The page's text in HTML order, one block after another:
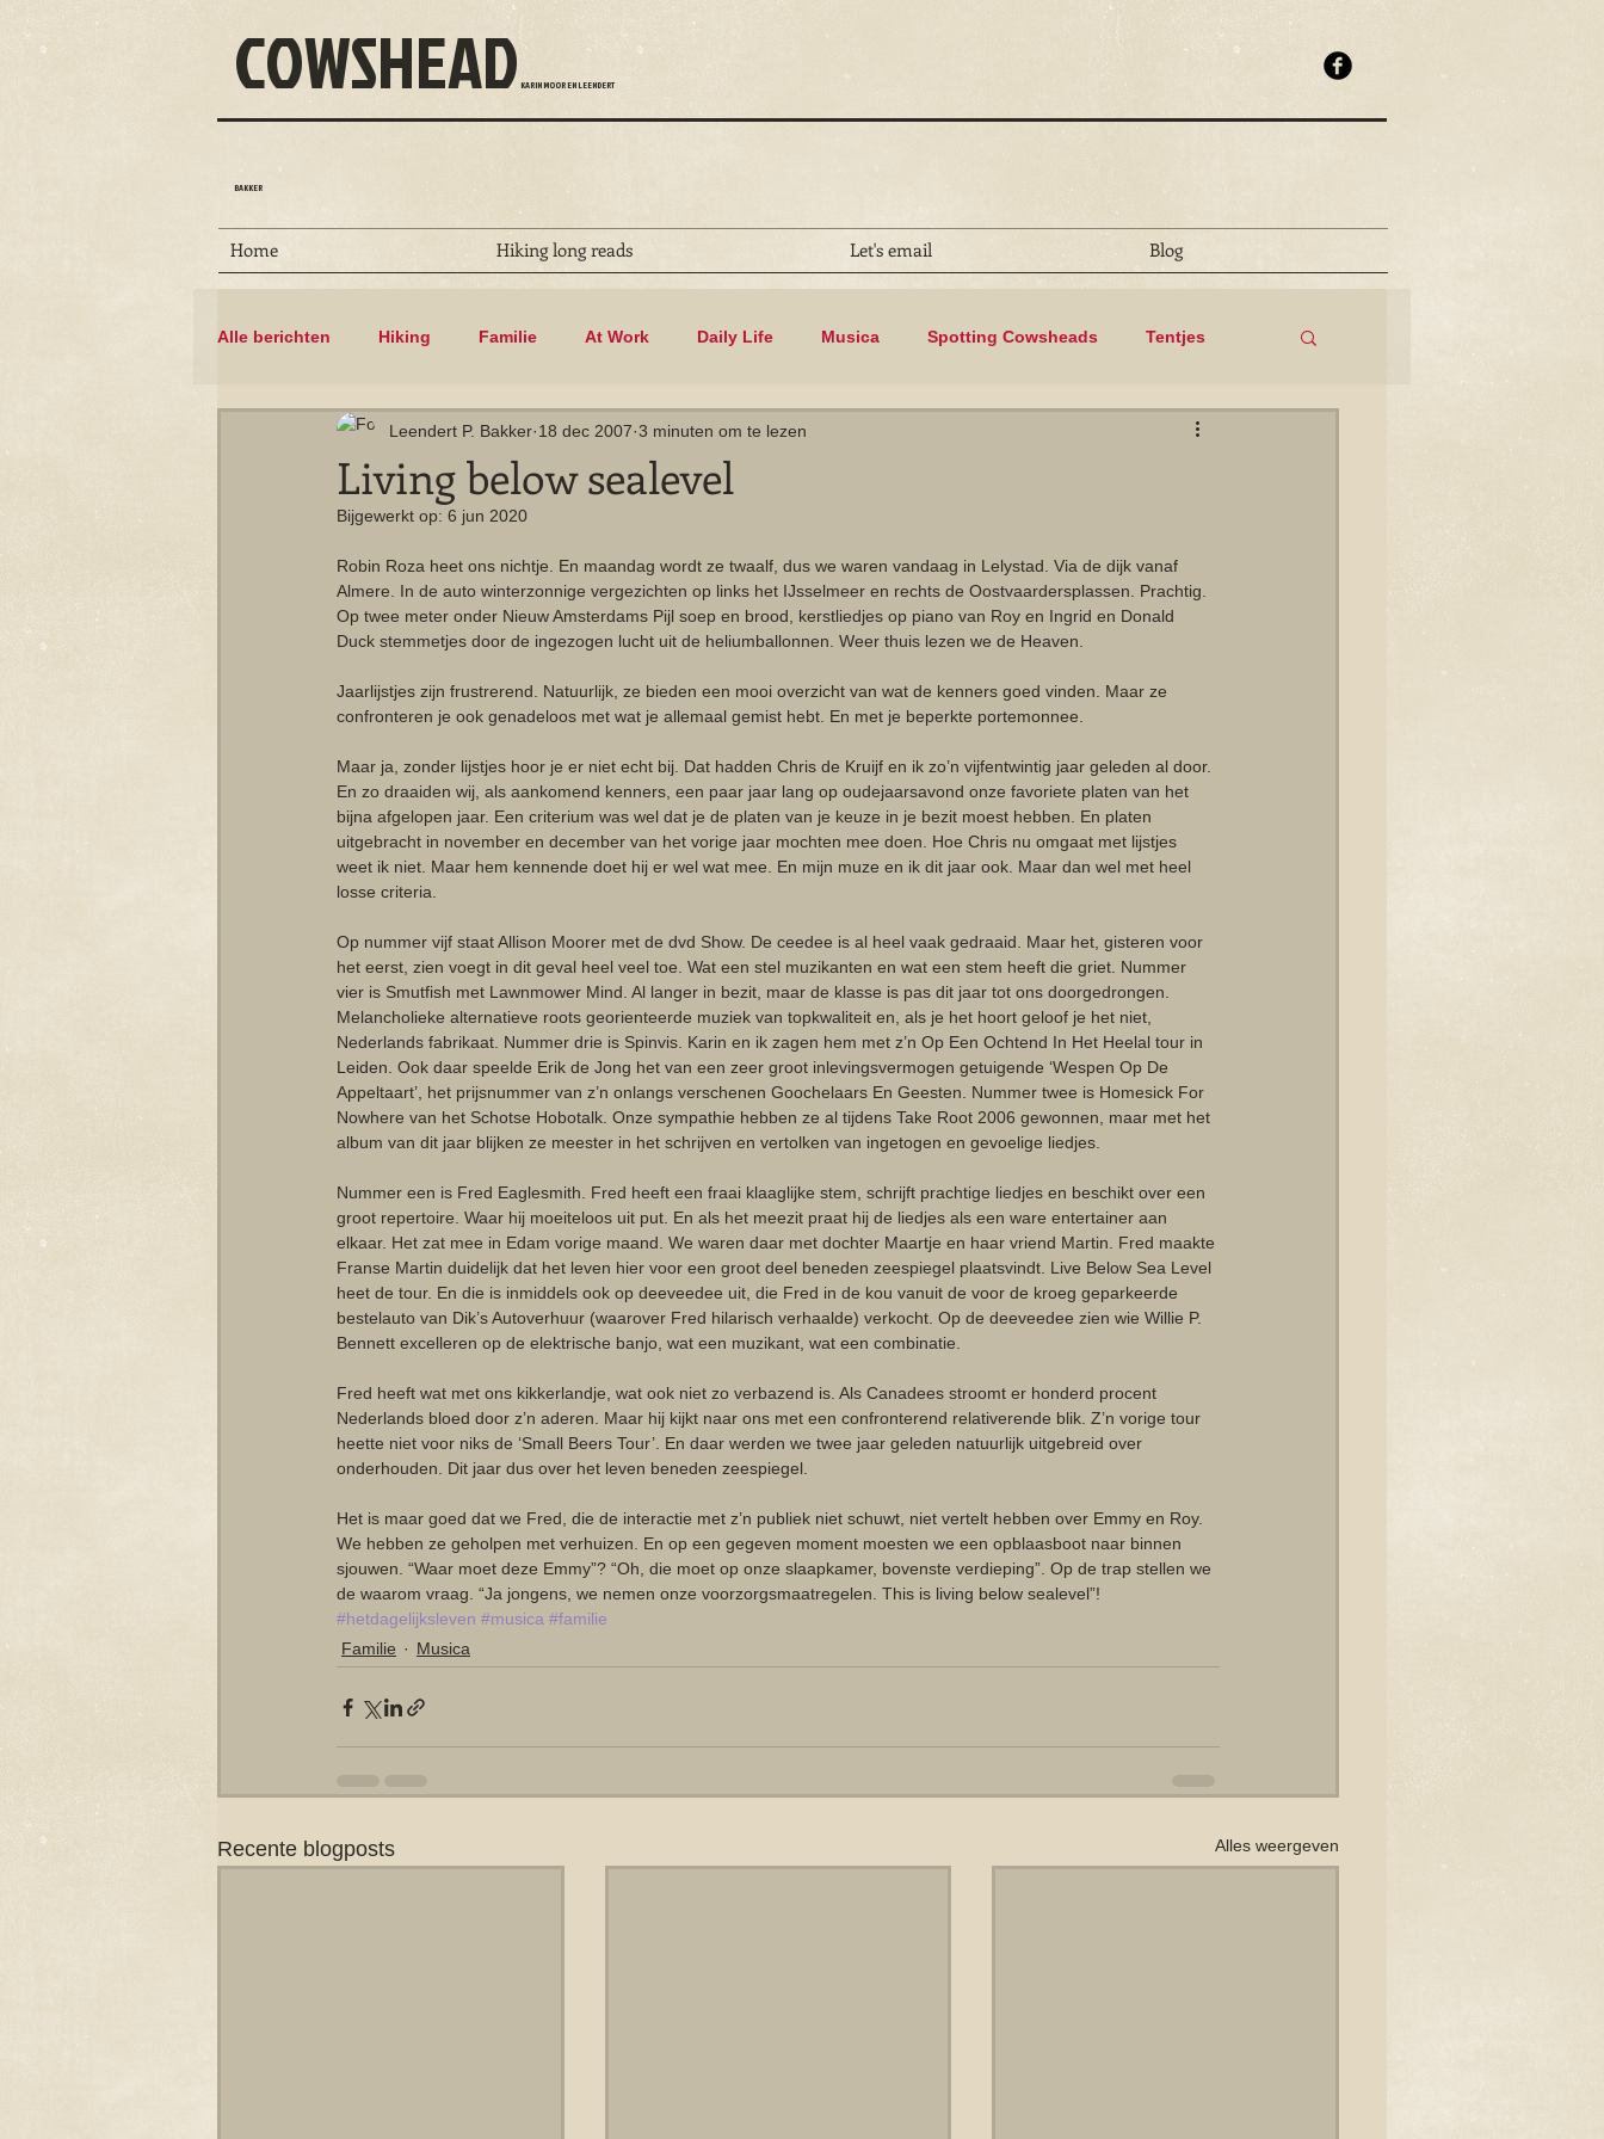
COWSHEAD KARIN MOOR EN LEENDERT
BAKKER
Alle berichten Hiking Familie At Work Daily Life Musica Spotting Cowsheads Tentjes
Floris V-pad Biking
Living below sealevel
Leendert P. Bakker 18 dec 2007 3 minuten om te lezen
Bijgewerkt op: 6 jun 2020
Robin Roza heet ons nichtje. En maandag wordt ze twaalf, dus we waren vandaag in Lelystad. Via de dijk vanaf
Almere. In de auto winterzonnige vergezichten op links het IJsselmeer en rechts de Oostvaardersplassen. Prachtig.
Op twee meter onder Nieuw Amsterdams Pijl soep en brood, kerstliedjes op piano van Roy en Ingrid en Donald
Duck stemmetjes door de ingezogen lucht uit de heliumballonnen. Weer thuis lezen we de Heaven.
Jaarlijstjes zijn frustrerend. Natuurlijk, ze bieden een mooi overzicht van wat de kenners goed vinden. Maar ze
confronteren je ook genadeloos met wat je allemaal gemist hebt. En met je beperkte portemonnee.
Maar ja, zonder lijstjes hoor je er niet echt bij. Dat hadden Chris de Kruijf en ik zo’n vijfentwintig jaar geleden al door.
En zo draaiden wij, als aankomend kenners, een paar jaar lang op oudejaarsavond onze favoriete platen van het
bijna afgelopen jaar. Een criterium was wel dat je de platen van je keuze in je bezit moest hebben. En platen
uitgebracht in november en december van het vorige jaar mochten mee doen. Hoe Chris nu omgaat met lijstjes
weet ik niet. Maar hem kennende doet hij er wel wat mee. En mijn muze en ik dit jaar ook. Maar dan wel met heel
losse criteria.
Op nummer vijf staat Allison Moorer met de dvd Show. De ceedee is al heel vaak gedraaid. Maar het, gisteren voor
het eerst, zien voegt in dit geval heel veel toe. Wat een stel muzikanten en wat een stem heeft die griet. Nummer
vier is Smutfish met Lawnmower Mind. Al langer in bezit, maar de klasse is pas dit jaar tot ons doorgedrongen.
Melancholieke alternatieve roots georienteerde muziek van topkwaliteit en, als je het hoort geloof je het niet,
Nederlands fabrikaat. Nummer drie is Spinvis. Karin en ik zagen hem met z’n Op Een Ochtend In Het Heelal tour in
Leiden. Ook daar speelde Erik de Jong het van een zeer groot inlevingsvermogen getuigende ‘Wespen Op De
Appeltaart’, het prijsnummer van z’n onlangs verschenen Goochelaars En Geesten. Nummer twee is Homesick For
Nowhere van het Schotse Hobotalk. Onze sympathie hebben ze al tijdens Take Root 2006 gewonnen, maar met het
album van dit jaar blijken ze meester in het schrijven en vertolken van ingetogen en gevoelige liedjes.
Nummer een is Fred Eaglesmith. Fred heeft een fraai klaaglijke stem, schrijft prachtige liedjes en beschikt over een
groot repertoire. Waar hij moeiteloos uit put. En als het meezit praat hij de liedjes als een ware entertainer aan
elkaar. Het zat mee in Edam vorige maand. We waren daar met dochter Maartje en haar vriend Martin. Fred maakte
Franse Martin duidelijk dat het leven hier voor een groot deel beneden zeespiegel plaatsvindt. Live Below Sea Level
heet de tour. En die is inmiddels ook op deeveedee uit, die Fred in de kou vanuit de voor de kroeg geparkeerde
bestelauto van Dik’s Autoverhuur (waarover Fred hilarisch verhaalde) verkocht. Op de deeveedee zien wie Willie P.
Bennett excelleren op de elektrische banjo, wat een muzikant, wat een combinatie.
Fred heeft wat met ons kikkerlandje, wat ook niet zo verbazend is. Als Canadees stroomt er honderd procent
Nederlands bloed door z’n aderen. Maar hij kijkt naar ons met een confronterend relativerende blik. Z’n vorige tour
heette niet voor niks de ‘Small Beers Tour’. En daar werden we twee jaar geleden natuurlijk uitgebreid over
onderhouden. Dit jaar dus over het leven beneden zeespiegel.
Het is maar goed dat we Fred, die de interactie met z’n publiek niet schuwt, niet vertelt hebben over Emmy en Roy.
We hebben ze geholpen met verhuizen. En op een gegeven moment moesten we een opblaasboot naar binnen
sjouwen. “Waar moet deze Emmy”? “Oh, die moet op onze slaapkamer, bovenste verdieping”. Op de trap stellen we
de waarom vraag. “Ja jongens, we nemen onze voorzorgsmaatregelen. This is living below sealevel”!
#hetdagelijksleven #musica #familie
Familie
Musica
Recente blogposts Alles weergeven
Home Hiking long reads Let's email Blog